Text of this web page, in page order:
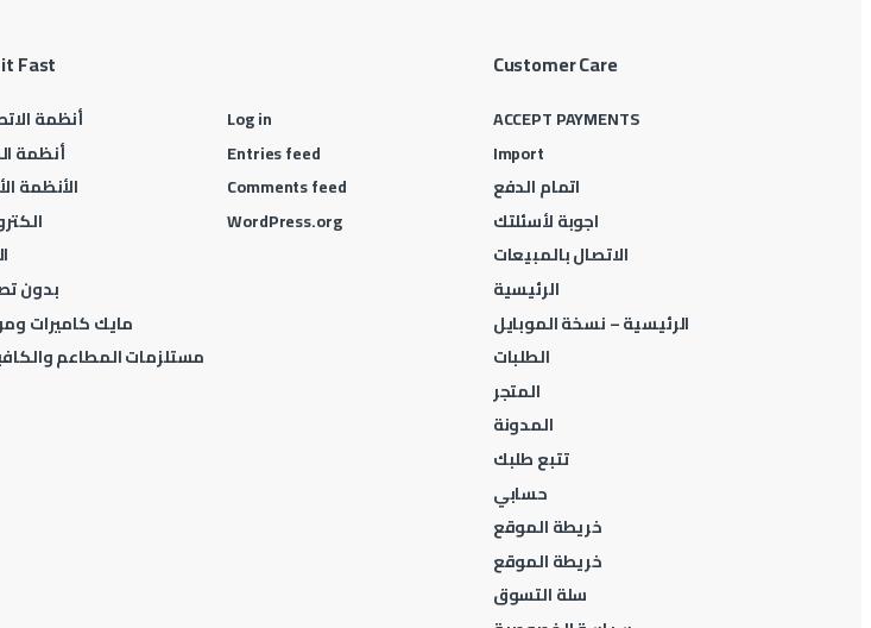
Fast
أنظمة
أنظمة
الأنظمة
بدون
مايك كاميرات
مستلزمات المطاعم
Log in
Entries feed
Comments feed
WordPress.org
Customer Care
ACCEPT PAYMENTS
Import
اتمام الدفع
اجوبة لأسئلتك
الاتصال بالمبيعات
الرئيسية
الرئيسية – نسخة الموبايل
الطلبات
المتجر
المدونة
تتبع طلبك
حسابي
خريطة الموقع
خريطة الموقع
سلة التسوق